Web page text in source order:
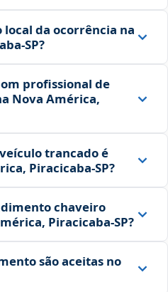
local da ocorrência na
profissional de
Nova América,
trancado é
Piracicaba‑SP?
chaveiro
Piracicaba‑SP?
são aceitas no